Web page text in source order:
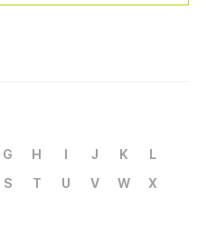
G H I J K
L
S T U V W
X